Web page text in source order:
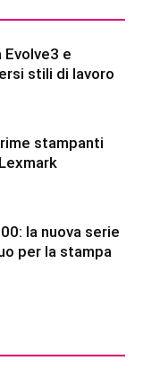
Evolve3 e
stili di lavoro
stampanti
la nuova serie
per la stampa